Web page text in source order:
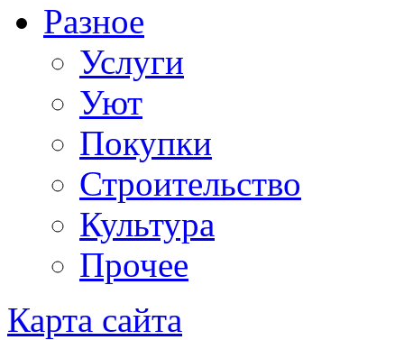
Разное
Услуги
Уют
Покупки
Строительство
Культура
Прочее
Карта сайта